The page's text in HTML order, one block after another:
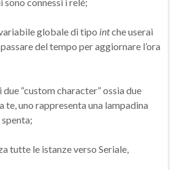
globale di tipo intche userai
del tempo per aggiornare l’ora
“custom character” ossia due
uno rappresenta una lampadina
tutte le istanze verso Seriale,